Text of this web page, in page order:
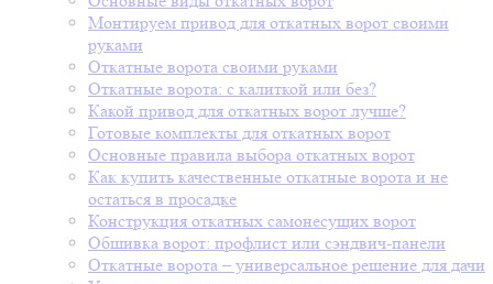
Монтируем привод для откатных ворот своими
руками
Откатные ворота своими руками
Откатные ворота: с калиткой или без?
Какой привод для откатных ворот лучше?
Готовые комплекты для откатных ворот
Основные правила выбора откатных ворот
Как купить качественные откатные ворота и не
остаться в просадке
Конструкция откатных самонесущих ворот
Обшивка ворот: профлист или сэндвич-панели
Откатные ворота – универсальное решение для дачи